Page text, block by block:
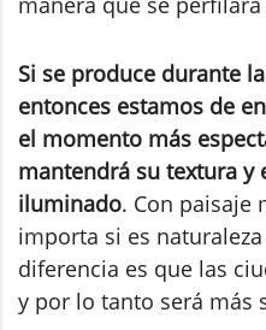
Si se produce durante
entonces estamos de
el momento más
mantendrá su textura y
iluminado. Con paisaje
importa si es
diferencia es que las
y por lo tanto será más